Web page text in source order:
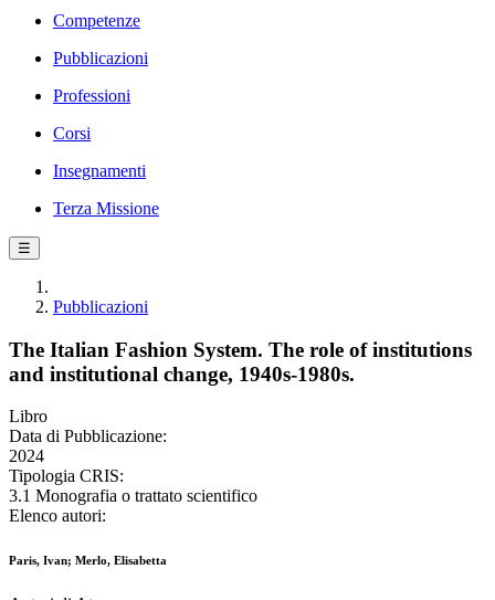
Competenze
Pubblicazioni
Professioni
Corsi
Insegnamenti
Terza Missione
☰
Pubblicazioni
The Italian Fashion System. The role of institutions
and institutional change, 1940s-1980s.
Libro
Data di Pubblicazione:
2024
Tipologia CRIS:
3.1 Monografia o trattato scientifico
Elenco autori:
Paris, Ivan; Merlo, Elisabetta